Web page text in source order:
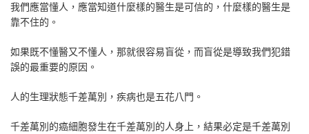
我們應當懂人，應當知道什麼樣的醫生是可信的，什麼樣的醫生是
靠不住的。
如果既不懂醫又不懂人，那就很容易盲從，而盲從是導致我們犯錯
誤的最重要的原因。
人的生理狀態千差萬別，疾病也是五花八門。
千差萬別的癌細胞發生在千差萬別的人身上，結果必定是千差萬別